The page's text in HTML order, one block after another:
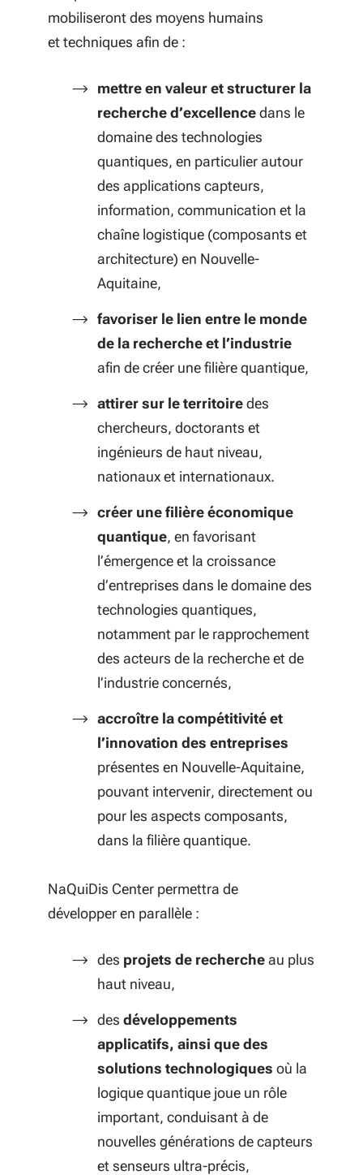
mobiliseront des moyens humains
et techniques afin de :
mettre en valeur et structurer la
recherche d’excellencedans le
domaine des technologies
quantiques, en particulier autour
des applications capteurs,
information, communication et la
chaîne logistique (composants et
architecture) en Nouvelle-
Aquitaine,
favoriser le lien entre le monde
de la recherche et l’industrie
afin de créer une filière quantique,
attirer sur le territoiredes
chercheurs, doctorants et
ingénieurs de haut niveau,
nationaux et internationaux.
créer une filière économique
quantique, en favorisant
l’émergence et la croissance
d’entreprises dans le domaine des
technologies quantiques,
notamment par le rapprochement
des acteurs de la recherche et de
l’industrie concernés,
accroître la compétitivité et
l’innovation des entreprises
présentes en Nouvelle-Aquitaine,
pouvant intervenir, directement ou
pour les aspects composants,
dans la filière quantique.
NaQuiDis Center permettra de
développer en parallèle :
des projets de rechercheau plus
haut niveau,
des développements
applicatifs, ainsi que des
solutions technologiques où la
logique quantique joue un rôle
important, conduisant à de
nouvelles générations de capteurs
et senseurs ultra-précis,